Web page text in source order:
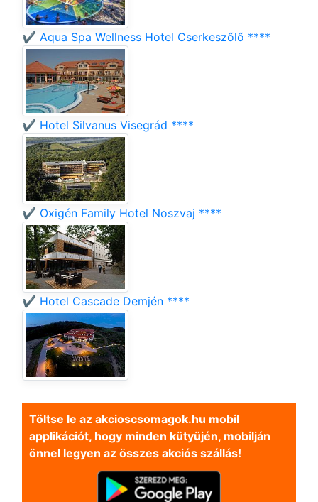
✔️ Aqua Spa Wellness Hotel Cserkeszőlő ****
✔️ Hotel Silvanus Visegrád ****
✔️ Oxigén Family Hotel Noszvaj ****
✔️ Hotel Cascade Demjén ****
Töltse le az akcioscsomagok.hu mobil
applikációt, hogy minden kütyüjén, mobilján
önnel legyen az összes akciós szállás!